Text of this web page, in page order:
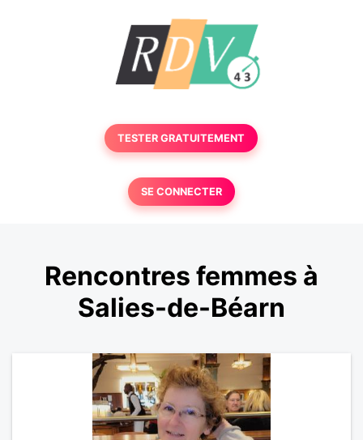
TESTER GRATUITEMENT
SE CONNECTER
Rencontres femmes à
Salies-de-Béarn